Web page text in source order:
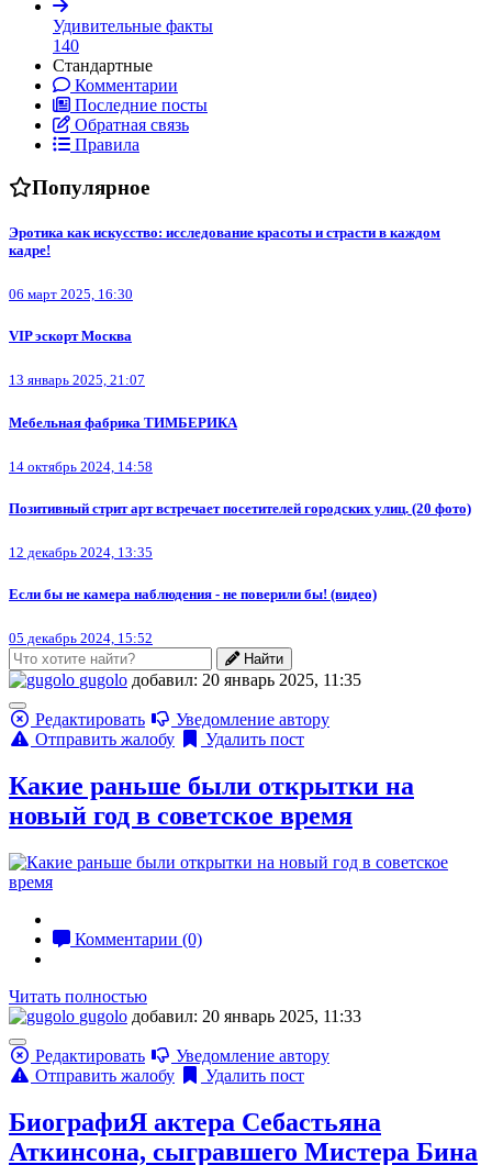
Удивительные факты
140
Стандартные
Комментарии
Последние посты
Обратная связь
Правила
Популярное
Эротика как искусство: исследование красоты и страсти в каждом
кадре!
06 март 2025, 16:30
VIP эскорт Москва
13 январь 2025, 21:07
Мебельная фабрика ТИМБЕРИКА
14 октябрь 2024, 14:58
Позитивный стрит арт встречает посетителей городских улиц. (20 фото)
12 декабрь 2024, 13:35
Если бы не камера наблюдения - не поверили бы! (видео)
05 декабрь 2024, 15:52
Найти
gugolo добавил: 20 январь 2025, 11:35
Редактировать
Уведомление автору
Отправить жалобу
Удалить пост
Какие раньше были открытки на
новый год в советское время
Комментарии (0)
Читать полностью
gugolo добавил: 20 январь 2025, 11:33
Редактировать
Уведомление автору
Отправить жалобу
Удалить пост
БиографиЯ актера Себастьяна
Аткинсона, сыгравшего Мистера Бина